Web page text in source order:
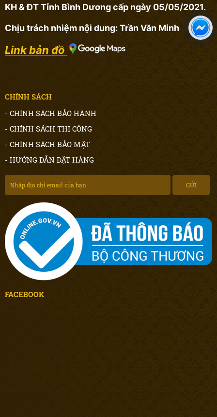
KH & ĐT Tỉnh Bình Dương cấp ngày 05/05/2021.
Chịu trách nhiệm nội dung: Trần Văn Minh
Link bản đồ
CHÍNH SÁCH
- CHÍNH SÁCH BẢO HÀNH
- CHÍNH SÁCH THI CÔNG
- CHÍNH SÁCH BẢO MẬT
- HƯỚNG DẪN ĐẶT HÀNG
FACEBOOK